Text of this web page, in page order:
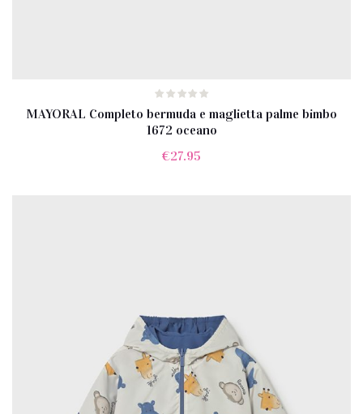
MAYORAL Completo bermuda e maglietta palme bimbo
1672 oceano
€27.95